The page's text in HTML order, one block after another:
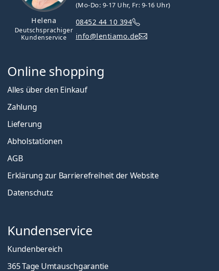
Helena
Deutschsprachiger
Kundenservice
(Mo-Do: 9-17 Uhr, Fr: 9-16 Uhr)
08452 44 10 394
info@lentiamo.de
Online shopping
Alles über den Einkauf
Zahlung
Lieferung
Abholstationen
AGB
Erklärung zur Barrierefreiheit der Website
Datenschutz
Kundenservice
Kundenbereich
365 Tage Umtauschgarantie